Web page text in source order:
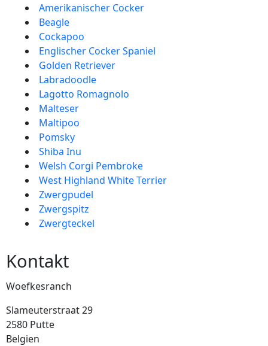
Amerikanischer Cocker
Beagle
Cockapoo
Englischer Cocker Spaniel
Golden Retriever
Labradoodle
Lagotto Romagnolo
Malteser
Maltipoo
Pomsky
Shiba Inu
Welsh Corgi Pembroke
West Highland White Terrier
Zwergpudel
Zwergspitz
Zwergteckel
Kontakt
Woefkesranch
Slameuterstraat 29
2580 Putte
Belgien